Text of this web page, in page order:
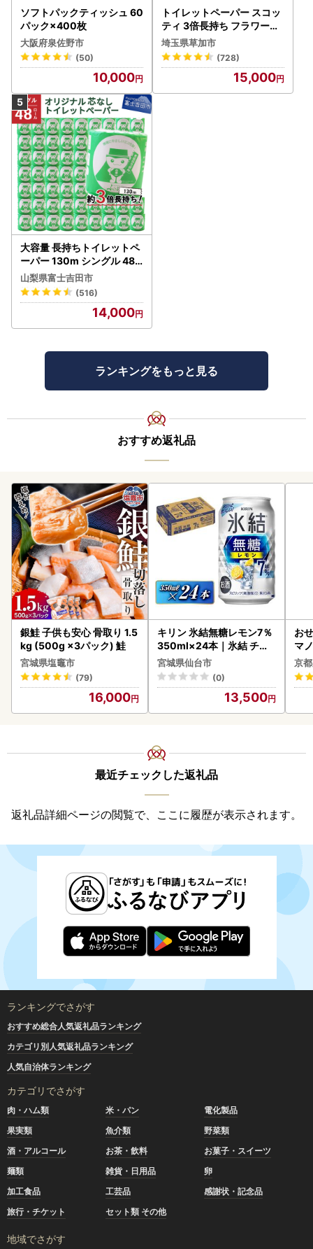
ソフトパックティッシュ 60
パック×400枚
大阪府泉佐野市
(50)
10,000
トイレットペーパー スコッ
ティ 3倍長持ち フラワーパ
ック 4ロール×6P
埼玉県草加市
(728)
15,000
大容量 長持ちトイレットペ
ーパー 130m シングル 48R
芯なし 3倍巻 トイレット
山梨県富士吉田市
(516)
14,000
ランキングをもっと見る
おすすめ返礼品
銀鮭 子供も安心 骨取り 1.5
kg (500g ×3パック) 鮭
宮城県塩竈市
(79)
16,000
キリン 氷結無糖レモン7％
350ml×24本｜氷結 チュ
ーハイ 仙台市
宮城県仙台市
(0)
13,500
お
マ
京
最近チェックした返礼品
返礼品詳細ページの閲覧で、ここに履歴が表示されます。
ランキングでさがす
おすすめ総合人気返礼品ランキング
カテゴリ別人気返礼品ランキング
人気自治体ランキング
カテゴリでさがす
肉・ハム類 米・パン
電化製品
果実類
魚介類
野菜類
酒・アルコール
お茶・飲料
お菓子・スイーツ
麺類
雑貨・日用品
卵
加工食品
工芸品
感謝状・記念品
旅行・チケット
セット類 その他
地域でさがす